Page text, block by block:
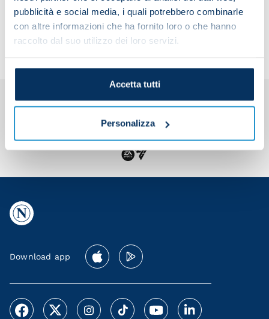
pubblicità e social media, i quali potrebbero combinarle
con altre informazioni che ha fornito loro o che hanno
raccolto dal suo utilizzo dei loro servizi.
Accetta tutti
Personalizza
Share the article with your friends and support the
team
Download app